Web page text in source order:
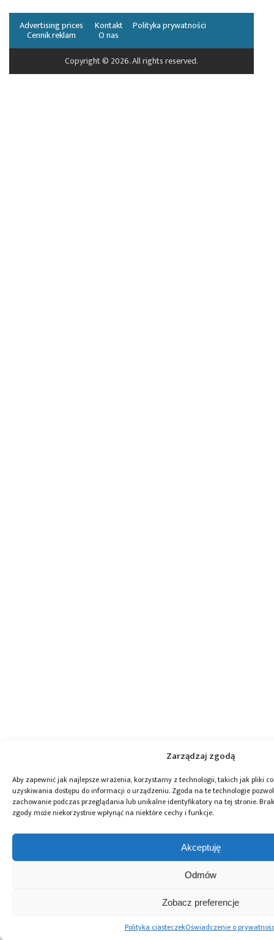
Zarządzaj zgodą
Aby zapewnić jak najlepsze wrażenia, korzystamy z technologii, takich jak pliki
uzyskiwania dostępu do informacji o urządzeniu. Zgoda na te technologie
zachowanie podczas przeglądania lub unikalne identyfikatory na tej stronie.
zgody może niekorzystnie wpłynąć na niektóre cechy i funkcje.
Akceptuję
Odmów
Zobacz preferencje
Polityka ciasteczekOświadczenie o
Cennik reklam
Advertising prices Kontakt
O nas
Polityka prywatności
Copyright © 2026. All rights reserved.